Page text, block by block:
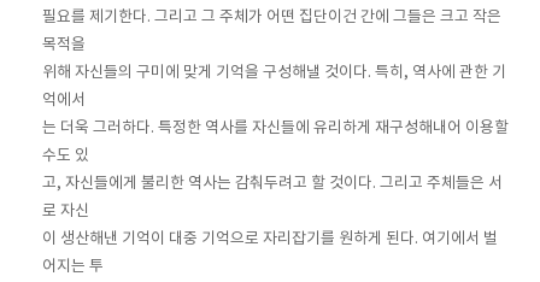
필요를 제기한다. 그리고 그 주체가 어떤 집단이건 간에 그들은 크고 작은
목적을
위해 자신들의 구미에 맞게 기억을 구성해낼 것이다. 특히, 역사에 관한 기
억에서
는 더욱 그러하다. 특정한 역사를 자신들에 유리하게 재구성해내어 이용할
수도 있
고, 자신들에게 불리한 역사는 감춰두려고 할 것이다. 그리고 주체들은 서
로 자신
이 생산해낸 기억이 대중 기억으로 자리잡기를 원하게 된다. 여기에서 벌
어지는 투